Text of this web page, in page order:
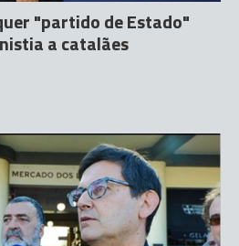
"partido de Estado"
a catalães